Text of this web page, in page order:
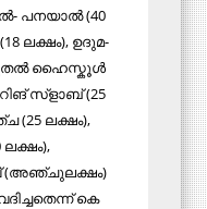
പനയാല്‍ (40
ലക്ഷം), ഉദുമ-
മുതല്‍ ഹൈസ്കൂള്‍
സ്ളാബ് (25
(25 ലക്ഷം),
ലക്ഷം),
(അഞ്ചുലക്ഷം)
കെ